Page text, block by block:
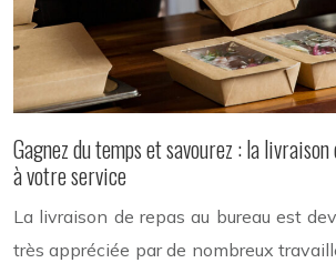
Gagnez du temps et savourez : la
à votre service
La livraison de repas au bureau est
très appréciée par de nombreux